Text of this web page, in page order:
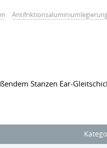
Stanzen Ear-